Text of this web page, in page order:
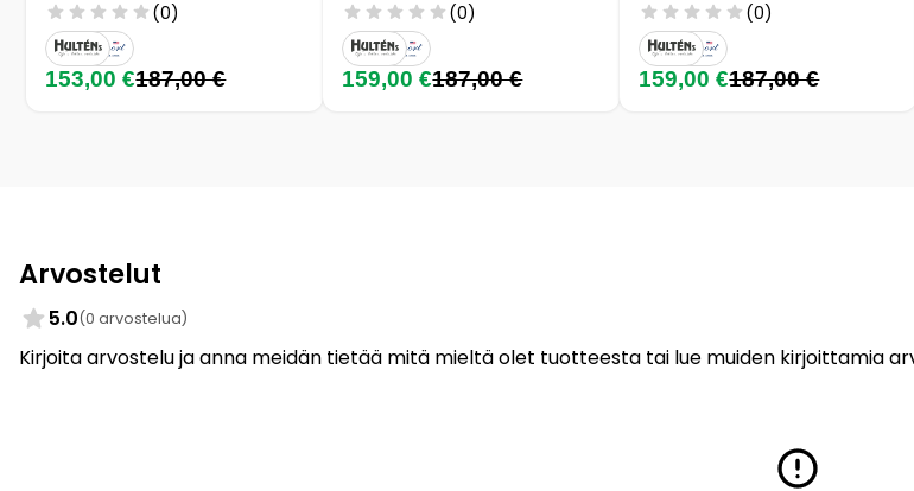
(0)
153,00 €187,00 €
(0)
159,00 €187,00 €
(0)
159,00 €187,00 €
Arvostelut
5.0(0 arvostelua)
Kirjoita arvostelu ja anna meidän tietää mitä mieltä olet tuotteesta tai lue muiden kirjoittamia